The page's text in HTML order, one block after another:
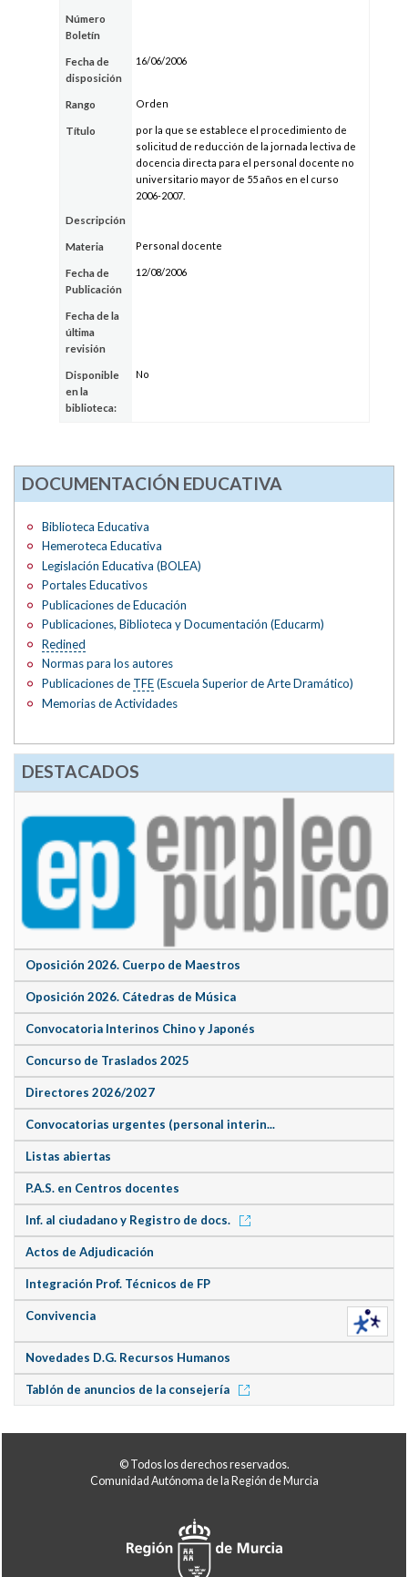
Número
Boletín
Fecha de
disposición
16/06/2006
Rango Orden
Título
por la que se establece el procedimiento de
solicitud de reducción de la jornada lectiva de
docencia directa para el personal docente no
universitario mayor de 55 años en el curso
2006-2007.
Descripción
Materia Personal docente
Fecha de
Publicación
12/08/2006
Fecha de la
última
revisión
Disponible
en la
biblioteca:
No
DOCUMENTACIÓN EDUCATIVA
Biblioteca Educativa
Hemeroteca Educativa
Legislación Educativa (BOLEA)
Portales Educativos
Publicaciones de Educación
Publicaciones, Biblioteca y Documentación (Educarm)
Redined
Normas para los autores
Publicaciones de TFE(Escuela Superior de Arte Dramático)
Memorias de Actividades
DESTACADOS
Oposición 2026. Cuerpo de Maestros
Oposición 2026. Cátedras de Música
Convocatoria Interinos Chino y Japonés
Concurso de Traslados 2025
Directores 2026/2027
Convocatorias urgentes (personal interin...
Listas abiertas
P.A.S. en Centros docentes
Inf. al ciudadano y Registro de docs.
Actos de Adjudicación
Integración Prof. Técnicos de FP
Convivencia
Novedades D.G. Recursos Humanos
Tablón de anuncios de la consejería
© Todos los derechos reservados.
Comunidad Autónoma de la Región de Murcia